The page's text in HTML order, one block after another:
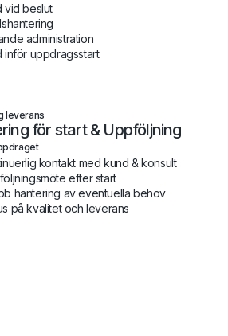
vid beslut
administration
inför uppdragsstart
leverans
för start & Uppföljning
kontakt med kund & konsult
efter start
hantering av eventuella behov
på kvalitet och leverans